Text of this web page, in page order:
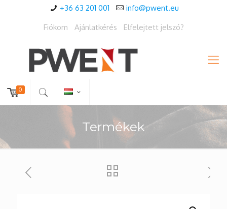
+36 63 201 001
info@pwent.eu
Fiókom
Ajánlatkérés Elfelejtett jelszó?
0
Termékek